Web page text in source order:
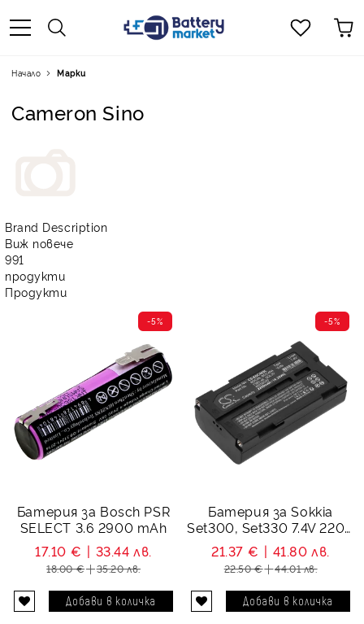
Начало Марки
Cameron Sino
Brand Description
Виж повече
991
продукти
Продукти
Батерия за Bosch PSR
SELECT 3.6 2900 mAh
-5%
17.10 € 33.44 лв.
18.00 € 35.20 лв.
Батерия за Sokkia
Set300, Set330 7.4V 2200
mAh
-5%
21.37 € 41.80 лв.
22.50 € 44.01 лв.